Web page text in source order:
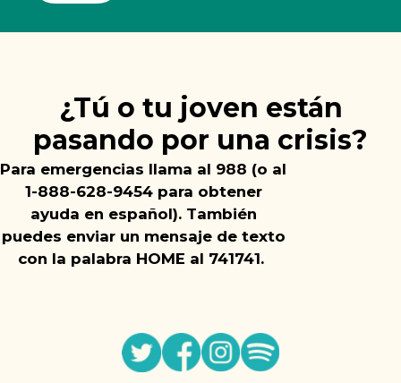
¿Tú o tu joven están
pasando por una crisis?
Para emergencias llama al 988 (o al
1-888-628-9454 para obtener
ayuda en español). También
puedes enviar un mensaje de texto
con la palabra HOME al 741741.
TwitterFacebookInstagram
Spotify